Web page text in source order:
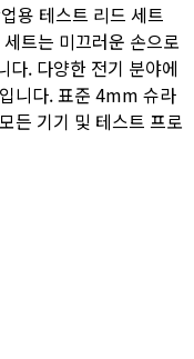
용 테스트 리드 세트
트는 미끄러운 손으로
다. 다양한 전기 분야에
니다. 표준 4mm 슈라
든 기기 및 테스트 프로